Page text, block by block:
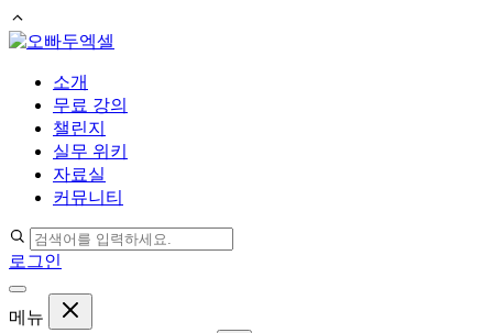
컨
소개
무료 강의
챌린지
실무 위키
자료실
커뮤니티
로그인
메뉴